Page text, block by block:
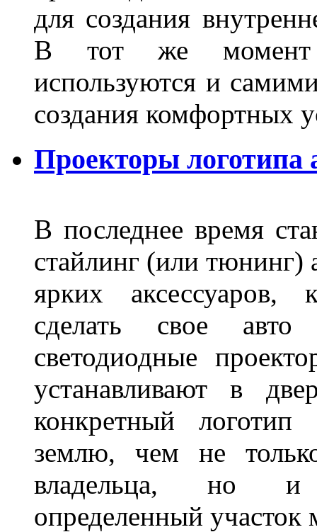
для создания
В тот же момент
используются и
создания комфортных
Проекторы логотипа
В последнее время
стайлинг (или тюнинг)
ярких аксессуаров,
сделать свое
светодиодные
устанавливают в
конкретный логотип
землю, чем не
владельца, но и
определенный участок